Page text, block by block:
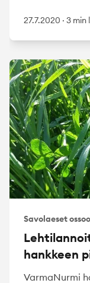
27.7.2020 · 3 min
Savolaeset
hankkeen
VarmaNurmi